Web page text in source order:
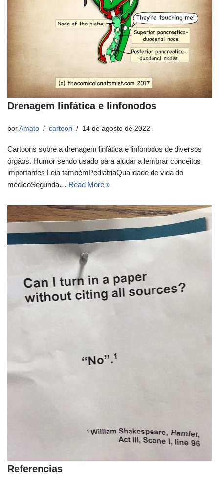
Drenagem linfática e linfonodos
por Amato cartoon 14 de agosto de 2022
Cartoons sobre a drenagem linfática e linfonodos de diversos
órgãos. Humor sendo usado para ajudar a lembrar conceitos
importantes Leia tambémPediatriaQualidade de vida do
médicoSegunda… Read More »
Referencias